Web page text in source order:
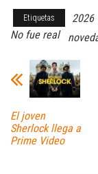
Etiquetas 2026
No fue real
El joven
Sherlock llega a
Prime Video